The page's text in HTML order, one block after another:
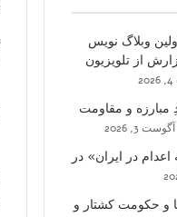
وبلاگ نویس
از تلویزیون
مبارزه و مقاومت
آگوست 3, 2026
در ایران» در
و حکومت کشتار و